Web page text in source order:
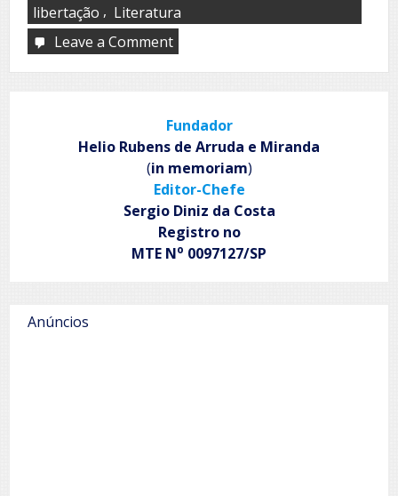
libertação , Literatura
Leave a Commenton
liberta
Fundador
Helio Rubens de Arruda e Miranda
(in memoriam)
Editor-Chefe
Sergio Diniz da Costa
Registro no
MTE No 0097127/SP
Anúncios